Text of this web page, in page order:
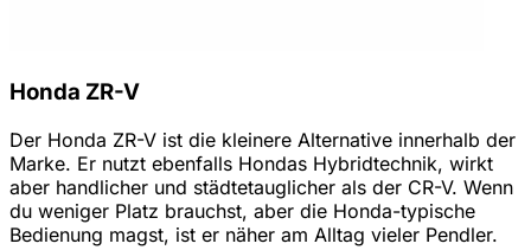
Honda ZR-V
Der Honda ZR-V ist die kleinere Alternative innerhalb der
Marke. Er nutzt ebenfalls Hondas Hybridtechnik, wirkt
aber handlicher und städtetauglicher als der CR-V. Wenn
du weniger Platz brauchst, aber die Honda-typische
Bedienung magst, ist er näher am Alltag vieler Pendler.